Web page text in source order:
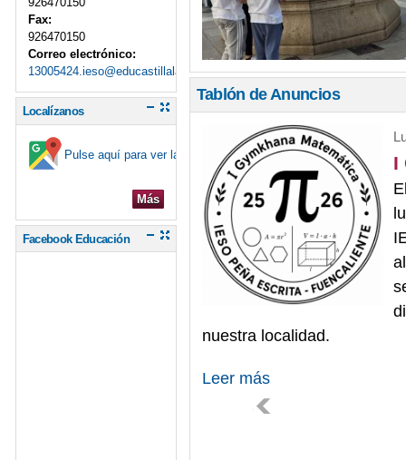
Fax:
926470150
Correo electrónico:
13005424.ieso@educastillalamancha.es
Localízanos
Pulse aquí para ver la ubicación en el mapa
Más
Facebook Educación
Tablón de Anuncios
I
nuestra localidad.
Leer más